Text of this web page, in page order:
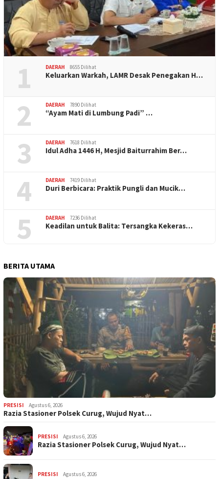
1 DAERAH 8655 Dilihat
Keluarkan Warkah, LAMR Desak Penegakan H…
2 DAERAH 7890 Dilihat
“Ayam Mati di Lumbung Padi” …
3 DAERAH 7618 Dilihat
Idul Adha 1446 H, Mesjid Baiturrahim Ber…
4 DAERAH 7419 Dilihat
Duri Berbicara: Praktik Pungli dan Mucik…
5 DAERAH 7236 Dilihat
Keadilan untuk Balita: Tersangka Kekeras…
BERITA UTAMA
PRESISI Agustus 6, 2026
Razia Stasioner Polsek Curug, Wujud Nyat…
PRESISI Agustus 6, 2026
Razia Stasioner Polsek Curug, Wujud Nyat…
PRESISI Agustus 6, 2026